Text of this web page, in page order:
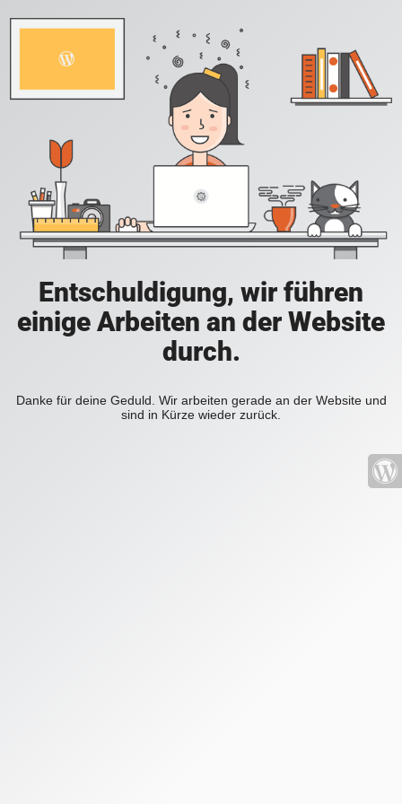
Entschuldigung, wir führen
einige Arbeiten an der Website
durch.
Danke für deine Geduld. Wir arbeiten gerade an der Website und
sind in Kürze wieder zurück.